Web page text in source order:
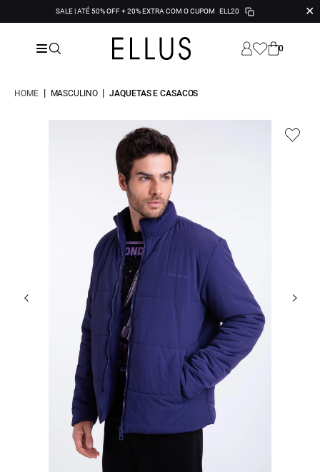
SALE | ATÉ 50% OFF + 20% EXTRA COM O CUPOM ELL20 ✕
0
HOME | MASCULINO | JAQUETAS E CASACOS